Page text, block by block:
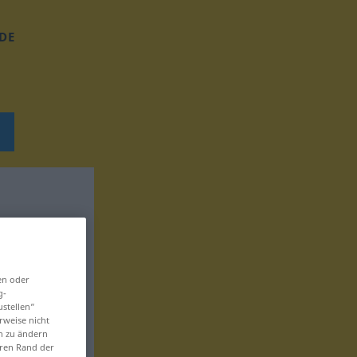
DE
oder
nicht
zu ändern
Rand der